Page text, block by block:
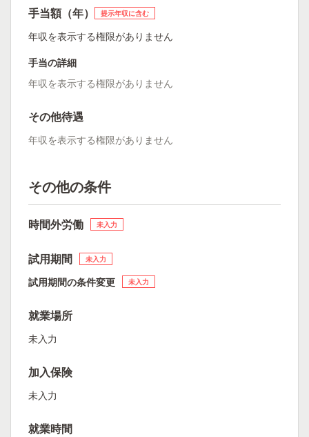
手当額（年） 提示年収に含む
年収を表示する権限がありません
手当の詳細
年収を表示する権限がありません
その他待遇
年収を表示する権限がありません
その他の条件
時間外労働 未入力
試用期間 未入力
試用期間の条件変更 未入力
就業場所
未入力
加入保険
未入力
就業時間